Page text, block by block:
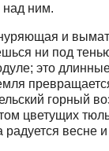
над ним.
и
ни под
это
горный
цветущих
радуется весне